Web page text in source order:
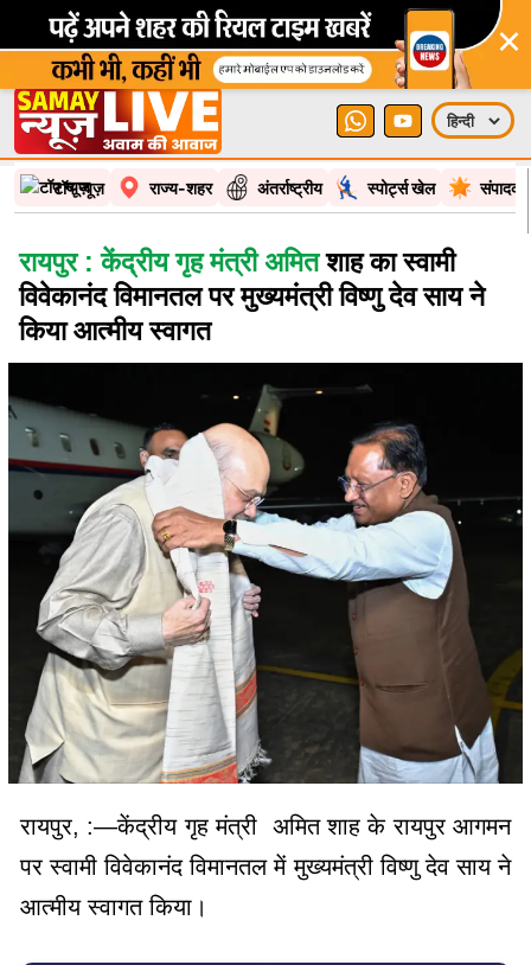
×
टॉप न्यूज़ राज्य-शहर अंतर्राष्ट्रीय स्पोर्ट्स खेल
रायपुर : केंद्रीय गृह मंत्री अमितशाह का स्वामी
विवेकानंद विमानतल पर मुख्यमंत्री विष्णु देव साय ने
किया आत्मीय स्वागत
रायपुर, :—केंद्रीय गृह मंत्री अमित शाह के रायपुर आगमन
पर स्वामी विवेकानंद विमानतल में मुख्यमंत्री विष्णु देव साय ने
आत्मीय स्वागत किया।